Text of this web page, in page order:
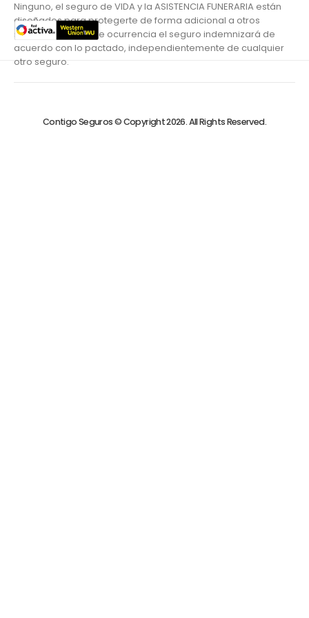
Ninguno, el seguro de VIDA y la ASISTENCIA FUNERARIA están
diseñados para protegerte de forma adicional a otros
seguros. En caso de ocurrencia el seguro indemnizará de
acuerdo con lo pactado, independientemente de cualquier
otro seguro.
Contigo Seguros © Copyright 2026. All Rights Reserved.